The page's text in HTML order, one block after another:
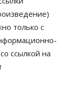
на 8%
только с
ссылкой на